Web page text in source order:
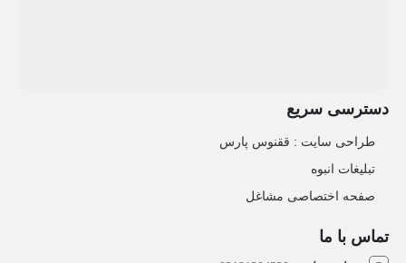
دسترسی سریع
طراحی سایت :‌ ققنوس پارس
تبلیغات انبوه
صفحه اختصاصی مشاغل
تماس با ما